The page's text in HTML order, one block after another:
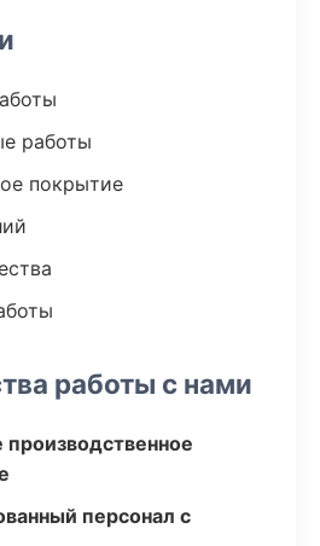
работы
покрытие
работы с нами
персонал с